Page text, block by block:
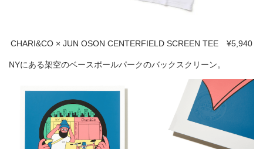
CHARI&CO × JUN OSON CENTERFIELD SCREEN TEE ¥5,940
NYにある架空のベースポールパークのバックスクリーン。